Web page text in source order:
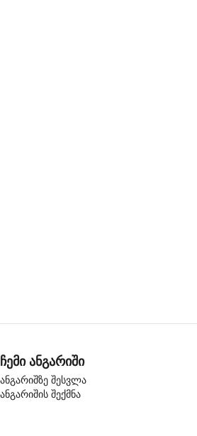
ჩემი ანგარიში
ანგარიშზე შესვლა
ანგარიშის შექმნა